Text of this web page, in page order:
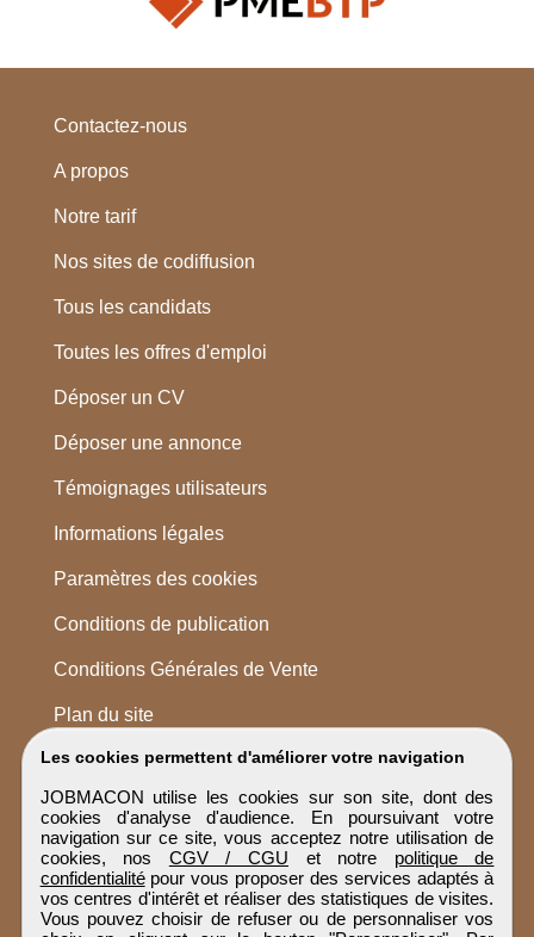
Les cookies permettent d'améliorer votre navigation
JOBMACON utilise les cookies sur son site, dont des
cookies d'analyse d'audience. En poursuivant votre
navigation sur ce site, vous acceptez notre utilisation de
cookies, nos CGV / CGU et notre politique de
confidentialitépour vous proposer des services adaptés à
vos centres d'intérêt et réaliser des statistiques de visites.
Vous pouvez choisir de refuser ou de personnaliser vos
Contactez-nous
A propos
Notre tarif
Nos sites de codiffusion
Tous les candidats
Toutes les offres d'emploi
Déposer un CV
Déposer une annonce
Témoignages utilisateurs
Informations légales
Paramètres des cookies
Conditions de publication
Conditions Générales de Vente
Plan du site